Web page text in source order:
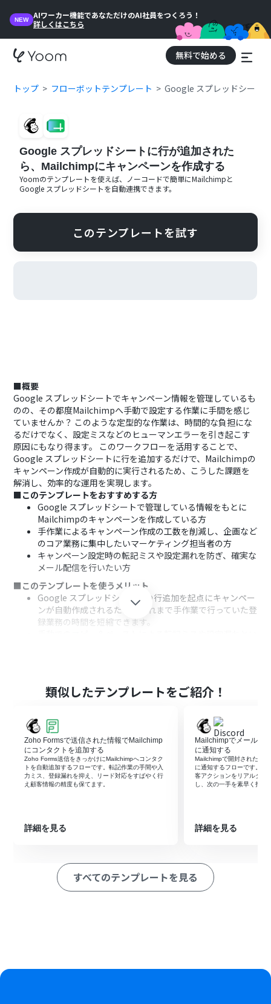
NEW
AIワーカー機能であなただけのAI社員をつくろう！
詳しくはこちら
無料で始める
トップ フローボットテンプレート Google スプレッドシート
Google スプレッドシートに行が追加された
ら、Mailchimpにキャンペーンを作成する
Yoomのテンプレートを使えば、ノーコードで簡単にMailchimpと
Google スプレッドシートを自動連携できます。
このテンプレートを試す
■概要
Google スプレッドシートでキャンペーン情報を管理しているも
のの、その都度Mailchimpへ手動で設定する作業に手間を感じ
ていませんか？ このような定型的な作業は、時間的な負担にな
るだけでなく、設定ミスなどのヒューマンエラーを引き起こす
原因にもなり得ます。 このワークフローを活用することで、
Google スプレッドシートに行を追加するだけで、Mailchimpの
キャンペーン作成が自動的に実行されるため、こうした課題を
解消し、効率的な運用を実現します。
■このテンプレートをおすすめする方
Google スプレッドシートで管理している情報をもとに
Mailchimpのキャンペーンを作成している方
手作業によるキャンペーン作成の工数を削減し、企画など
のコア業務に集中したいマーケティング担当者の方
キャンペーン設定時の転記ミスや設定漏れを防ぎ、確実な
メール配信を行いたい方
■このテンプレートを使うメリット
Google スプレッドシートへの行追加を起点にキャンペー
ンが自動作成されるため、これまで手作業で行っていた登
録業務の時間を短縮できます。
はじめに、Google スプレッドシートとMailchimpを
Yoomと連携します。
「行が追加されたら」というアクションを設定します。
最後に、オペレーションでMailchimpを選択し、「キャ
ンペーンを作成」するアクションを設定し、前のステップ
で取得したGoogle スプレッドシートの情報を紐付けま
す。
※「トリガー」：フロー起動のきっかけとなるアクション、「オ
■このワークフローのカスタムポイント
範囲などを任意に指定してください。
Mailchimpでキャンペーンを作成する設定では、キャンペ
ーン名や件名、送信先リストといった各項目に、Google
Google スプレッドシートをアプリトリガーとして使用す
類似したテンプレートをご紹介！
Zoho Formsで送信された情報でMailchimp
にコンタクトを追加する
Zoho Forms送信をきっかけにMailchimpへコンタク
トを自動追加するフローです。転記作業の手間や入
力ミス、登録漏れを抑え、リード対応をすばやく行
え顧客情報の精度も保てます。
詳細を見る
Mailchimpでメールが
に通知する
Mailchimpで開封されたメ
に通知するフローです。手
客アクションをリアルタイ
し、次の一手を素早く打て
詳細を見る
すべてのテンプレートを見る